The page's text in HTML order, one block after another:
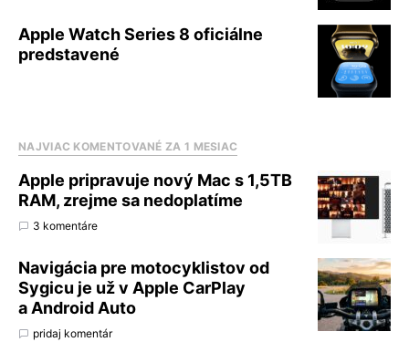
Apple Watch Series 8 oficiálne
predstavené
NAJVIAC KOMENTOVANÉ ZA 1 MESIAC
Apple pripravuje nový Mac s 1,5TB
RAM, zrejme sa nedoplatíme
3 komentáre
Navigácia pre motocyklistov od
Sygicu je už v Apple CarPlay
a Android Auto
pridaj komentár